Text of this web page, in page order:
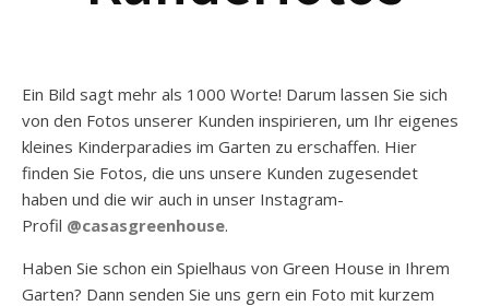
Ein Bild sagt mehr als 1000 Worte! Darum lassen Sie sich
von den Fotos unserer Kunden inspirieren, um Ihr eigenes
kleines Kinderparadies im Garten zu erschaffen. Hier
finden Sie Fotos, die uns unsere Kunden zugesendet
haben und die wir auch in unser Instagram-
Profil @casasgreenhouse.
Haben Sie schon ein Spielhaus von Green House in Ihrem
Garten? Dann senden Sie uns gern ein Foto mit kurzem